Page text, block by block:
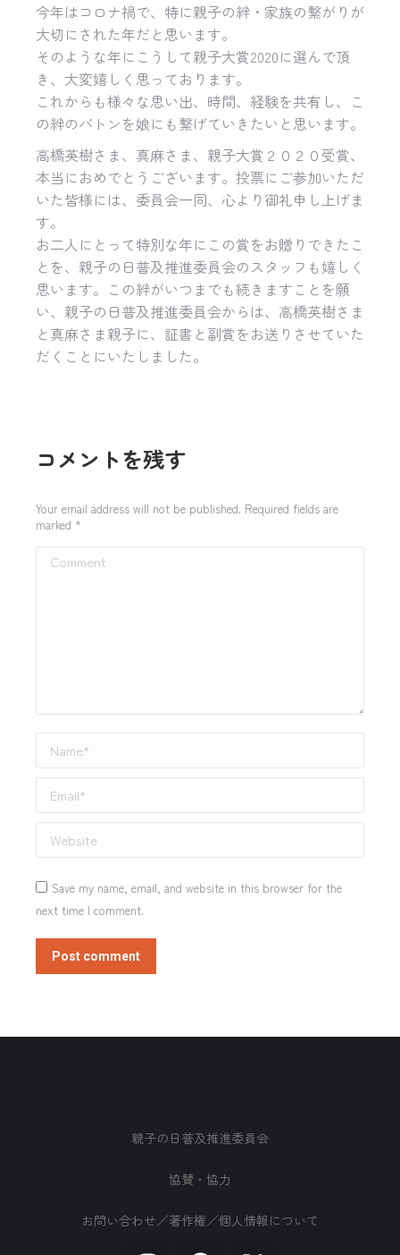
今年はコロナ禍で、特に親子の絆・家族の繋がりが
大切にされた年だと思います。
そのような年にこうして親子大賞2020に選んで頂
き、大変嬉しく思っております。
これからも様々な思い出、時間、経験を共有し、こ
の絆のバトンを娘にも繋げていきたいと思います。
高橋英樹さま、真麻さま、親子大賞２０２０受賞、
本当におめでとうございます。投票にご参加いただ
いた皆様には、委員会一同、心より御礼申し上げま
す。
お二人にとって特別な年にこの賞をお贈りできたこ
とを、親子の日普及推進委員会のスタッフも嬉しく
思います。この絆がいつまでも続きますことを願
い、親子の日普及推進委員会からは、高橋英樹さま
と真麻さま親子に、証書と副賞をお送りさせていた
だくことにいたしました。
コメントを残す
Your email address will not be published. Required fields are
marked *
Comment
Name *
Email *
Website
Save my name, email, and website in this browser for the
next time I comment.
Post comment
親子の日普及推進委員会
協賛・協力
お問い合わせ／著作権／個人情報について